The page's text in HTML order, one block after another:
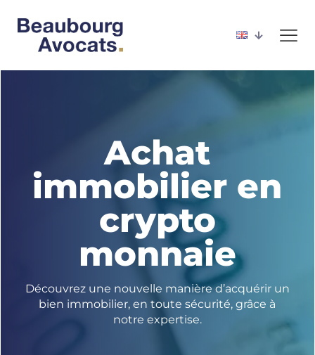
Achat
immobilier en
crypto
monnaie
Découvrez une nouvelle manière d’acquérir un
bien immobilier, en toute sécurité, grâce à
notre expertise.